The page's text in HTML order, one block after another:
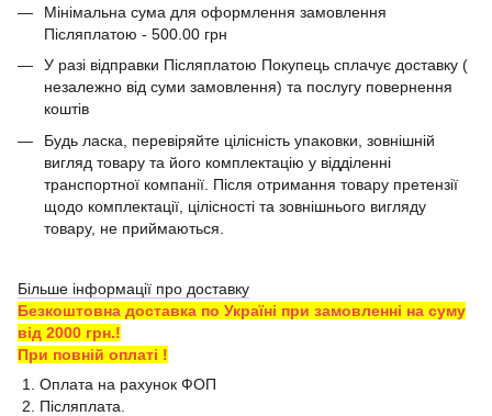
Мінімальна сума для оформлення замовлення
Післяплатою - 500.00 грн
У разі відправки Післяплатою Покупець сплачує доставку (
незалежно від суми замовлення) та послугу повернення
коштів
Будь ласка, перевіряйте цілісність упаковки, зовнішній
вигляд товару та його комплектацію у відділенні
транспортної компанії. Після отримання товару претензії
щодо комплектації, цілісності та зовнішнього вигляду
товару, не приймаються.
Більше інформації про доставку
Безкоштовна доставка по Україні при замовленні на суму
від 2000 грн.!
При повній оплаті !
1. Оплата на рахунок ФОП
2. Післяплата.